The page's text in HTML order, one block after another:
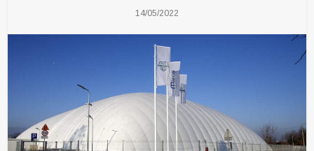
14/05/2022